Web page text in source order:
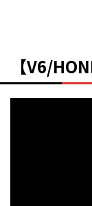
【V6/